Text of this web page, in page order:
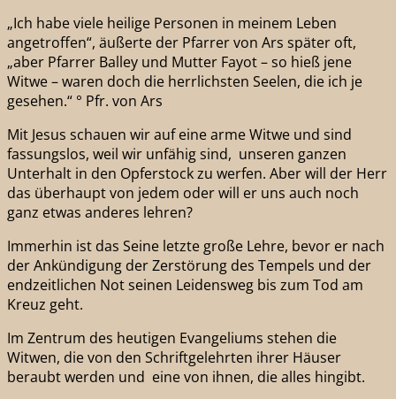
„Ich habe viele heilige Personen in meinem Leben
angetroffen“, äußerte der Pfarrer von Ars später oft,
„aber Pfarrer Balley und Mutter Fayot – so hieß jene
Witwe – waren doch die herrlichsten Seelen, die ich je
gesehen.“ ° Pfr. von Ars
Mit Jesus schauen wir auf eine arme Witwe und sind
fassungslos, weil wir unfähig sind, unseren ganzen
Unterhalt in den Opferstock zu werfen. Aber will der Herr
das überhaupt von jedem oder will er uns auch noch
ganz etwas anderes lehren?
Immerhin ist das Seine letzte große Lehre, bevor er nach
der Ankündigung der Zerstörung des Tempels und der
endzeitlichen Not seinen Leidensweg bis zum Tod am
Kreuz geht.
Im Zentrum des heutigen Evangeliums stehen die
Witwen, die von den Schriftgelehrten ihrer Häuser
beraubt werden und eine von ihnen, die alles hingibt.